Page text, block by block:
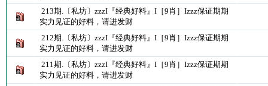
213期.〔私坊〕zzzI『经典好料』I［9肖］Izzz保证期期
实力见证的好料，请进发财
212期.〔私坊〕zzzI『经典好料』I［9肖］Izzz保证期期
实力见证的好料，请进发财
211期.〔私坊〕zzzI『经典好料』I［9肖］Izzz保证期期
实力见证的好料，请进发财